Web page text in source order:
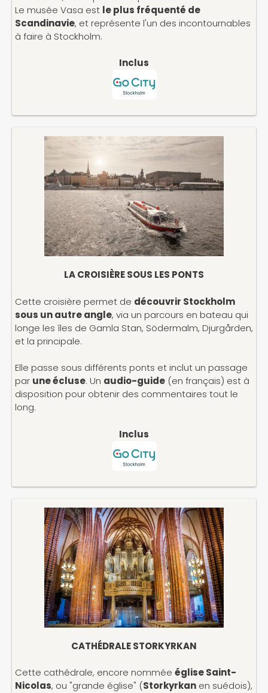
Le musée Vasa est le plus fréquenté de
Scandinavie, et représente l'un des incontournables
à faire à Stockholm.
Inclus
LA CROISIÈRE SOUS LES PONTS
Cette croisière permet de découvrir Stockholm
sous un autre angle, via un parcours en bateau qui
longe les îles de Gamla Stan, Södermalm, Djurgården,
et la principale.
Elle passe sous différents ponts et inclut un passage
par une écluse. Un audio-guide (en français) est à
disposition pour obtenir des commentaires tout le
long.
Inclus
CATHÉDRALE STORKYRKAN
Cette cathédrale, encore nommée église Saint-
Nicolas, ou "grande église" (Storkyrkan en suédois),